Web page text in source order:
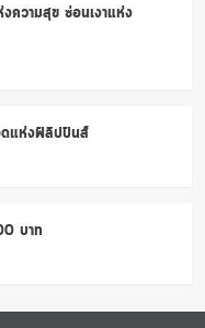
ความสุข ซ่อนเงาแห่ง
ดแห่งฟิลิปปินส์
บาท